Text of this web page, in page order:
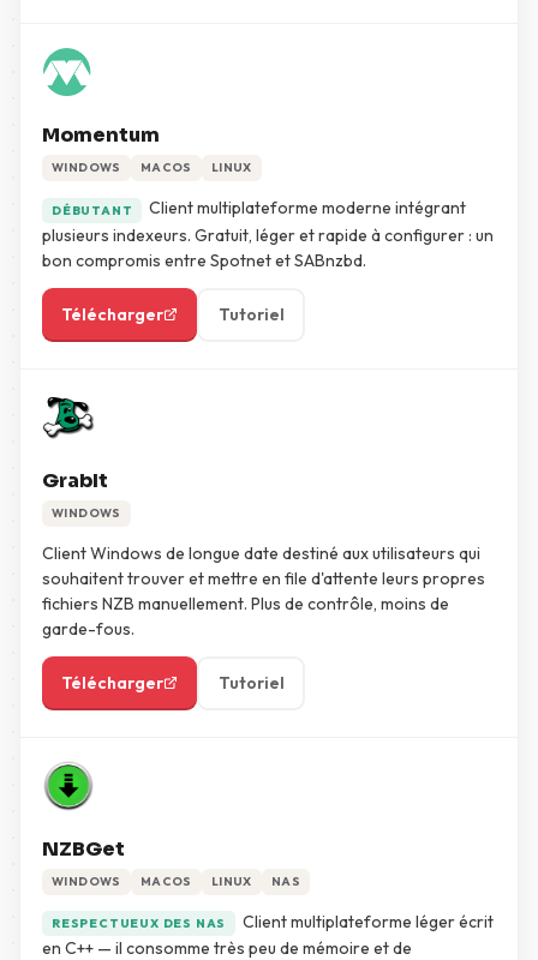
Momentum
WINDOWS MACOS LINUX
DÉBUTANT
Client multiplateforme moderne intégrant
plusieurs indexeurs. Gratuit, léger et rapide à configurer : un
bon compromis entre Spotnet et SABnzbd.
Télécharger Tutoriel
GrabIt
WINDOWS
Client Windows de longue date destiné aux utilisateurs qui
souhaitent trouver et mettre en file d'attente leurs propres
fichiers NZB manuellement. Plus de contrôle, moins de
garde-fous.
Télécharger Tutoriel
NZBGet
WINDOWS MACOS LINUX NAS
RESPECTUEUX DES NAS
Client multiplateforme léger écrit
en C++ — il consomme très peu de mémoire et de